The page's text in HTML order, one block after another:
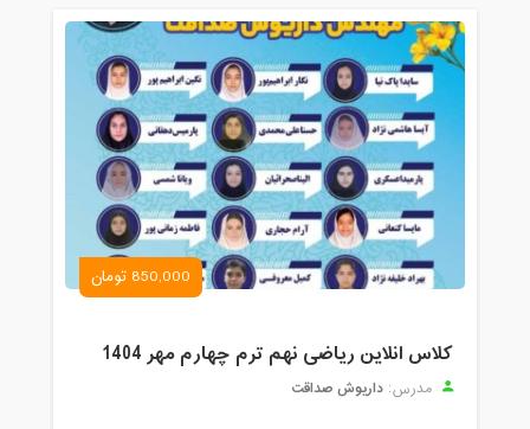
850,000 تومان
کلاس انلاین ریاضی نهم ترم چهارم مهر 1404
مدرس: داریوش صداقت